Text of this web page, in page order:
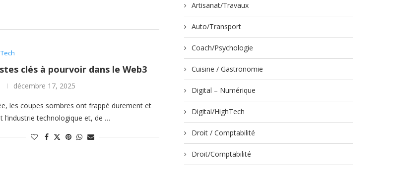
clés à pourvoir dans le Web3
décembre 17, 2025
les coupes sombres ont frappé durement et
l’industrie technologique et, de …
Artisanat/Travaux
Auto/Transport
Coach/Psychologie
Cuisine / Gastronomie
Digital – Numérique
Digital/HighTech
Droit / Comptabilité
Droit/Comptabilité